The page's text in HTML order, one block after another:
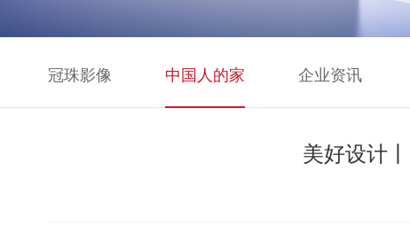
冠珠影像 中国人的家 企业资讯
美好设计